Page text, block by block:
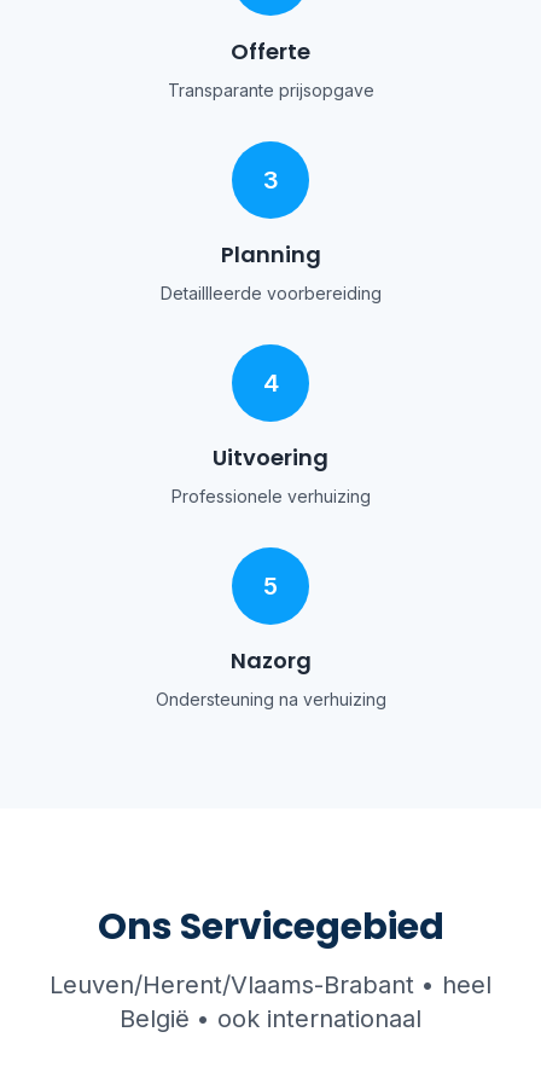
Offerte
Transparante prijsopgave
3
Planning
Detaillleerde voorbereiding
4
Uitvoering
Professionele verhuizing
5
Nazorg
Ondersteuning na verhuizing
Ons Servicegebied
Leuven/Herent/Vlaams-Brabant • heel
België • ook internationaal